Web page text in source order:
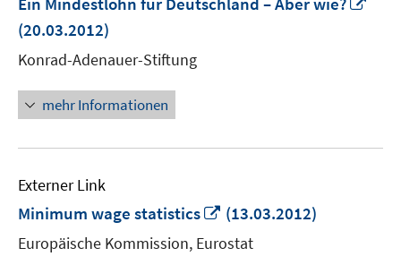
(20.03.2012)
Konrad-Adenauer-Stiftung
mehr Informationen
Externer Link
Minimum wage statistics
In
Fenster
(13.03.2012)
Europäische Kommission, Eurostat